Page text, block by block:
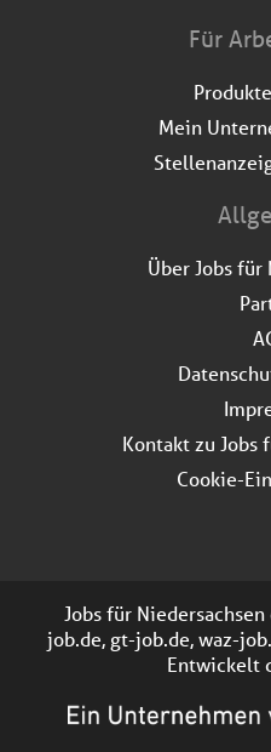
Für
Mein
Über Jobs für
Kontakt zu Jobs
Cookie-
Jobs für
job.de, gt-job.de, waz-
Entwickelt